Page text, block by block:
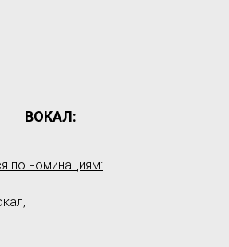
ВОКАЛ:
по номинациям: